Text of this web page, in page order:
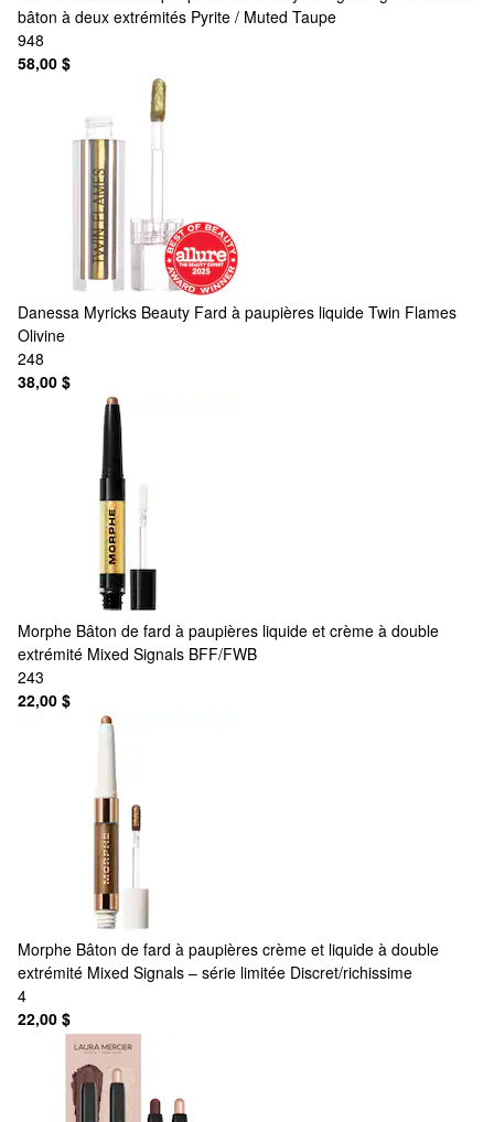
bâton à deux extrémités Pyrite / Muted Taupe
948
58,00 $
Danessa Myricks Beauty Fard à paupières liquide Twin Flames
Olivine
248
38,00 $
Morphe Bâton de fard à paupières liquide et crème à double
extrémité Mixed Signals BFF/FWB
243
22,00 $
Morphe Bâton de fard à paupières crème et liquide à double
extrémité Mixed Signals – série limitée Discret/richissime
4
22,00 $